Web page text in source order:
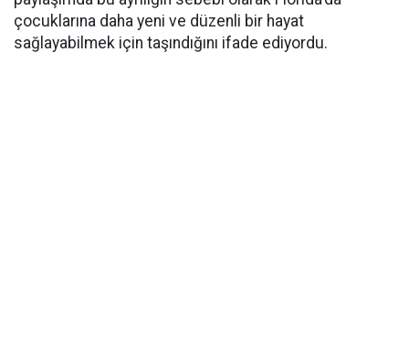
çocuklarına daha yeni ve düzenli bir hayat
sağlayabilmek için taşındığını ifade ediyordu.